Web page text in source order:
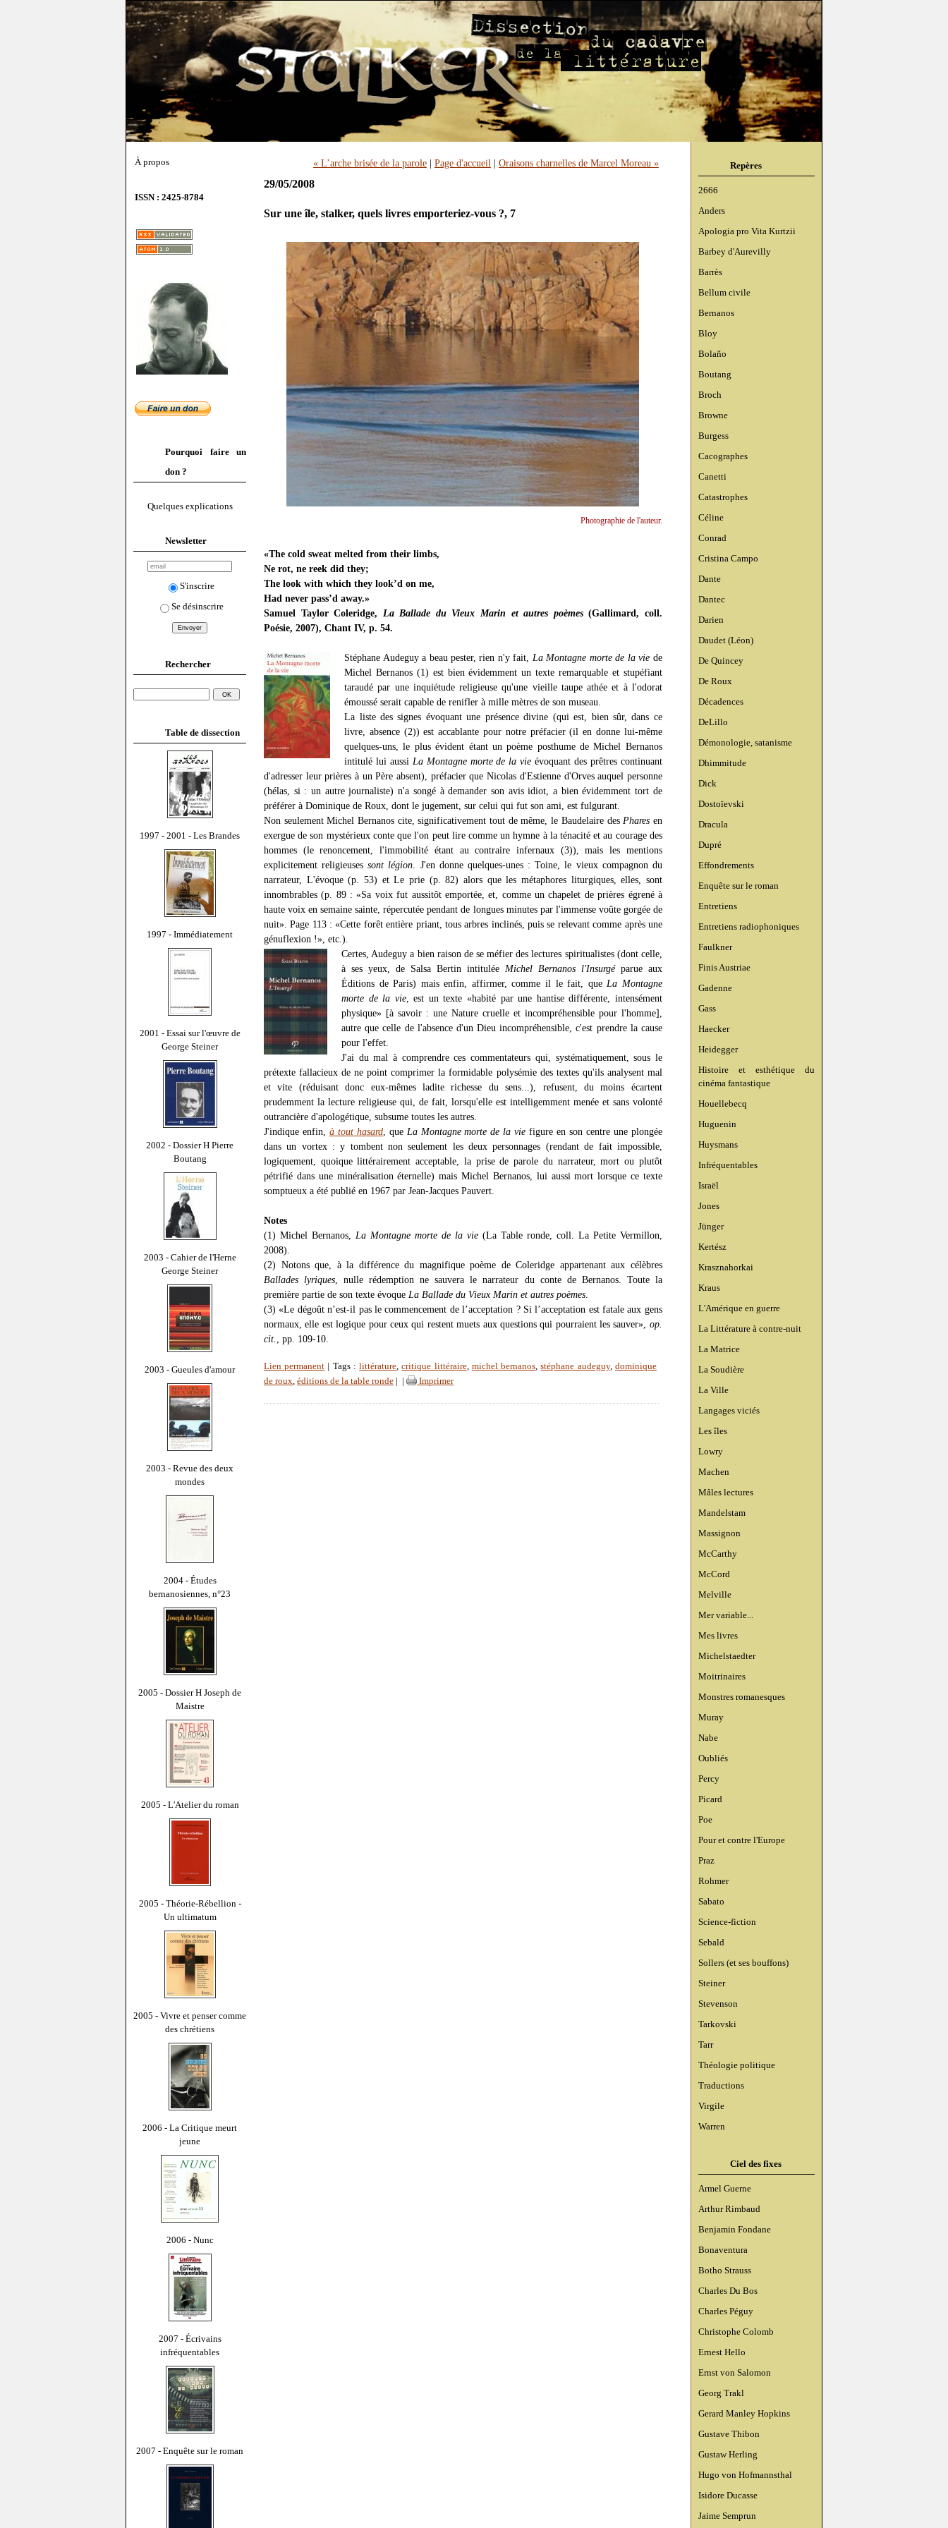
À propos
ISSN : 2425-8784
Pourquoi faire un
don ?
Quelques explications
Newsletter
S'inscrire
Se désinscrire
Rechercher
Table de dissection
1997 - 2001 - Les Brandes
1997 - Immédiatement
2001 - Essai sur l'œuvre de
George Steiner
2002 - Dossier H Pierre
Boutang
2003 - Cahier de l'Herne
George Steiner
2003 - Gueules d'amour
2003 - Revue des deux
mondes
2004 - Études
bernanosiennes, n°23
2005 - Dossier H Joseph de
Maistre
2005 - L'Atelier du roman
2005 - Théorie-Rébellion -
Un ultimatum
2005 - Vivre et penser comme
des chrétiens
2006 - La Critique meurt
jeune
2006 - Nunc
2007 - Écrivains
infréquentables
2007 - Enquête sur le roman
Repères
2666
Anders
Apologia pro Vita Kurtzii
Barbey d'Aurevilly
Barrès
Bellum civile
Bernanos
Bloy
Bolaño
Boutang
Broch
Browne
Burgess
Cacographes
Canetti
Catastrophes
Céline
Conrad
Cristina Campo
Dante
Dantec
Darien
Daudet (Léon)
De Quincey
De Roux
Décadences
DeLillo
Démonologie, satanisme
Dhimmitude
Dick
Dostoïevski
Dracula
Dupré
Effondrements
Enquête sur le roman
Entretiens
Entretiens radiophoniques
Faulkner
Finis Austriae
Gadenne
Gass
Haecker
Heidegger
Histoire et esthétique du
cinéma fantastique
Houellebecq
Huguenin
Huysmans
Infréquentables
Israël
Jones
Jünger
Kertész
Krasznahorkai
Kraus
L'Amérique en guerre
La Littérature à contre-nuit
La Matrice
La Soudière
La Ville
Langages viciés
Les îles
Lowry
Machen
Mâles lectures
Mandelstam
Massignon
McCarthy
McCord
Melville
Mer variable...
Mes livres
Michelstaedter
Moitrinaires
Monstres romanesques
Muray
Nabe
Oubliés
Percy
Picard
Poe
Pour et contre l'Europe
Praz
Rohmer
Sabato
Science-fiction
Sebald
Sollers (et ses bouffons)
Steiner
Stevenson
Tarkovski
Tarr
Théologie politique
Traductions
Virgile
Warren
Ciel des fixes
Armel Guerne
Arthur Rimbaud
Benjamin Fondane
Bonaventura
Botho Strauss
Charles Du Bos
Charles Péguy
Christophe Colomb
Ernest Hello
Ernst von Salomon
Georg Trakl
Gerard Manley Hopkins
Gustave Thibon
Gustaw Herling
Hugo von Hofmannsthal
Isidore Ducasse
Jaime Semprun
« L’arche brisée de la parole| Page d'accueil | Oraisons charnelles de Marcel Moreau »
29/05/2008
Sur une île, stalker, quels livres emporteriez-vous ?, 7
Photographie de l'auteur.
«The cold sweat melted from their limbs,
Ne rot, ne reek did they;
The look with which they look’d on me,
Had never pass’d away.»
Samuel Taylor Coleridge, La Ballade du Vieux Marin et autres poèmes(Gallimard, coll.
Poésie, 2007), Chant IV, p. 54.
Stéphane Audeguy a beau pester, rien n'y fait, La Montagne morte de la vie de
Michel Bernanos (1) est bien évidemment un texte remarquable et stupéfiant
taraudé par une inquiétude religieuse qu'une vieille taupe athée et à l'odorat
émoussé serait capable de renifler à mille mètres de son museau.
La liste des signes évoquant une présence divine (qui est, bien sûr, dans ce
livre, absence (2)) est accablante pour notre préfacier (il en donne lui-même
quelques-uns, le plus évident étant un poème posthume de Michel Bernanos
intitulé lui aussi La Montagne morte de la vie évoquant des prêtres continuant
d'adresser leur prières à un Père absent), préfacier que Nicolas d'Estienne d'Orves auquel personne
(hélas, si : un autre journaliste) n'a songé à demander son avis idiot, a bien évidemment tort de
préférer à Dominique de Roux, dont le jugement, sur celui qui fut son ami, est fulgurant.
Non seulement Michel Bernanos cite, significativement tout de même, le Baudelaire des Phares en
exergue de son mystérieux conte que l'on peut lire comme un hymne à la ténacité et au courage des
hommes (le renoncement, l'immobilité étant au contraire infernaux (3)), mais les mentions
explicitement religieusessont légion . J'en donne quelques-unes : Toine, le vieux compagnon du
narrateur, L'évoque (p. 53) et Le prie (p. 82) alors que les métaphores liturgiques, elles, sont
innombrables (p. 89 : «Sa voix fut aussitôt emportée, et, comme un chapelet de prières égrené à
haute voix en semaine sainte, répercutée pendant de longues minutes par l'immense voûte gorgée de
nuit». Page 113 : «Cette forêt entière priant, tous arbres inclinés, puis se relevant comme après une
génuflexion !», etc.).
Certes, Audeguy a bien raison de se méfier des lectures spiritualistes (dont celle,
à ses yeux, de Salsa Bertin intitulée Michel Bernanos l'Insurgéparue aux
Éditions de Paris) mais enfin, affirmer, comme il le fait, que La Montagne
morte de la vie, est un texte «habité par une hantise différente, intensément
physique» [à savoir : une Nature cruelle et incompréhensible pour l'homme],
autre que celle de l'absence d'un Dieu incompréhensible, c'est prendre la cause
pour l'effet.
J'ai du mal à comprendre ces commentateurs qui, systématiquement, sous le
prétexte fallacieux de ne point comprimer la formidable polysémie des textes qu'ils analysent mal
et vite (réduisant donc eux-mêmes ladite richesse du sens...), refusent, du moins écartent
prudemment la lecture religieuse qui, de fait, lorsqu'elle est intelligemment menée et sans volonté
outrancière d'apologétique, subsume toutes les autres.
J'indique enfin, à tout hasard, que La Montagne morte de la vie figure en son centre une plongée
dans un vortex : y tombent non seulement les deux personnages (rendant de fait impossible,
logiquement, quoique littérairement acceptable, la prise de parole du narrateur, mort ou plutôt
pétrifié dans une minéralisation éternelle) mais Michel Bernanos, lui aussi mort lorsque ce texte
somptueux a été publié en 1967 par Jean-Jacques Pauvert.
Notes
(1) Michel Bernanos, La Montagne morte de la vie(La Table ronde, coll. La Petite Vermillon,
2008).
(2) Notons que, à la différence du magnifique poème de Coleridge appartenant aux célèbres
Ballades lyriques , nulle rédemption ne sauvera le narrateur du conte de Bernanos. Toute la
première partie de son texte évoque La Ballade du Vieux Marin et autres poèmes
(3) «Le dégoût n’est-il pas le commencement de l’acceptation ? Si l’acceptation est fatale aux gens
normaux, elle est logique pour ceux qui restent muets aux questions qui pourraient les sauver», op.
cit.
, pp. 109-10.
Lien permanent | Tags :littérature,critique littéraire, michel bernanos,stéphane audeguy, dominique
de roux, éditions de la table ronde Imprimer